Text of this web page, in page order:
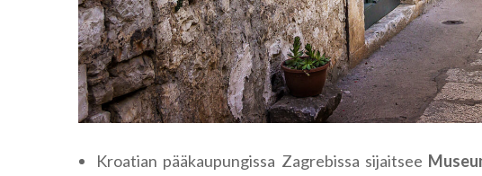
Kroatian pääkaupungissa Zagrebissa sijaitsee